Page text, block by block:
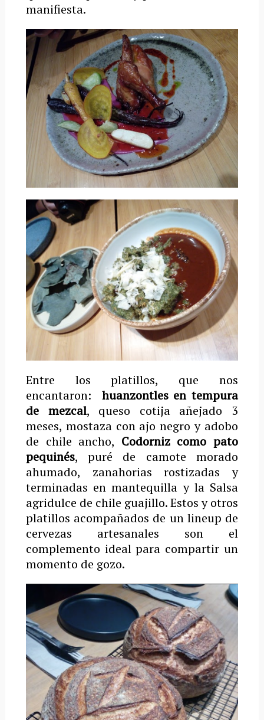
manifiesta.
Entre los platillos, que nos
encantaron: huanzontles en tempura
de mezcal, queso cotija añejado 3
meses, mostaza con ajo negro y adobo
de chile ancho, Codorniz como pato
pequinés, puré de camote morado
ahumado, zanahorias rostizadas y
terminadas en mantequilla y la Salsa
agridulce de chile guajillo. Estos y otros
platillos acompañados de un lineup de
cervezas artesanales son el
complemento ideal para compartir un
momento de gozo.